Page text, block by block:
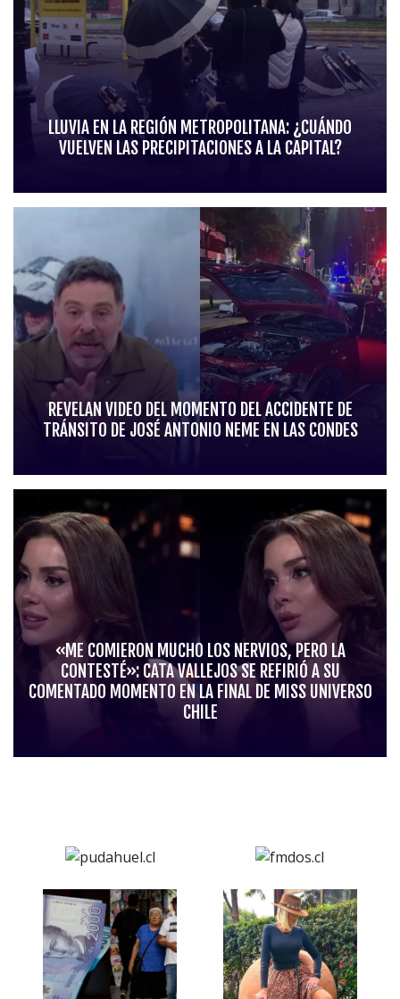
LLUVIA EN LA REGIÓN METROPOLITANA: ¿CUÁNDO
VUELVEN LAS PRECIPITACIONES A LA CAPITAL?
REVELAN VIDEO DEL MOMENTO DEL ACCIDENTE DE
TRÁNSITO DE JOSÉ ANTONIO NEME EN LAS CONDES
«ME COMIERON MUCHO LOS NERVIOS, PERO LA
CONTESTÉ»: CATA VALLEJOS SE REFIRIÓ A SU
COMENTADO MOMENTO EN LA FINAL DE MISS UNIVERSO
CHILE